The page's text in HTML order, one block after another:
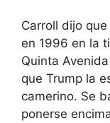
Carroll dijo
en 1996 en la
Quinta
que Trump la
camerino. Se
ponerse